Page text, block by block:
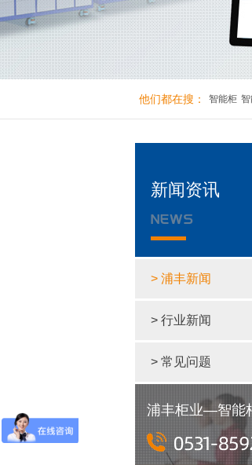
他们都在搜： 智能柜
新闻资讯
> 浦丰新闻
> 行业新闻
> 常见问题
浦丰柜业—智能